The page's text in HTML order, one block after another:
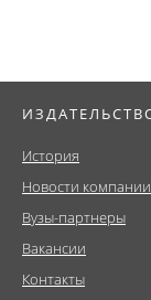
История
Новости компании
Вузы-партнеры
Вакансии
Контакты